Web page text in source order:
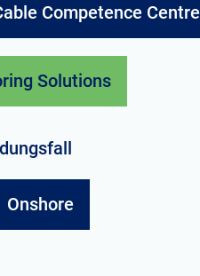
Competence Centre
Solutions
Onshore